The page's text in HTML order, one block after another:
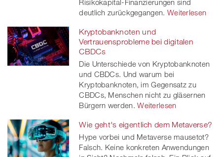
Risikokapital-Finanzierungen sind
deutlich zurückgegangen. Weiterlesen
Kryptobanknoten und
Vertrauensprobleme bei digitalen
CBDCs
Die Unterschiede von Kryptobanknoten
und CBDCs. Und warum bei
Kryptobanknoten, im Gegensatz zu
CBDCs, Menschen nicht zu gläsernen
Bürgern werden. Weiterlesen
Wie geht's eigentlich dem Metaverse?
Hype vorbei und Metaverse mausetot?
Falsch. Keine konkreten Anwendungen